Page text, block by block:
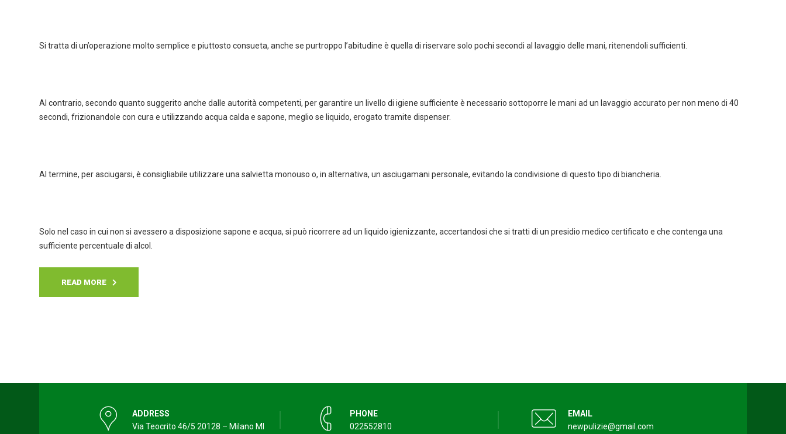
Si tratta di un’operazione molto semplice e piuttosto consueta, anche se purtroppo l’abitudine è quella di riservare solo pochi secondi al lavaggio delle mani, ritenendoli sufficienti.
Al contrario, secondo quanto suggerito anche dalle autorità competenti, per garantire un livello di igiene sufficiente è necessario sottoporre le mani ad un lavaggio accurato per non meno di 40
secondi, frizionandole con cura e utilizzando acqua calda e sapone, meglio se liquido, erogato tramite dispenser.
Al termine, per asciugarsi, è consigliabile utilizzare una salvietta monouso o, in alternativa, un asciugamani personale, evitando la condivisione di questo tipo di biancheria.
Solo nel caso in cui non si avessero a disposizione sapone e acqua, si può ricorrere ad un liquido igienizzante, accertandosi che si tratti di un presidio medico certificato e che contenga una
sufficiente percentuale di alcol.
READ MORE
ADDRESS
Via Teocrito 46/5 20128 – Milano MI
PHONE
022552810
EMAIL
newpulizie@gmail.com